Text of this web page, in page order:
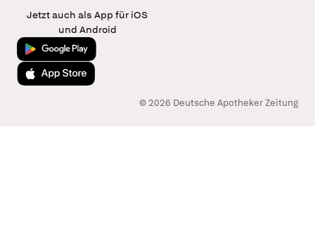
Jetzt auch als App für iOS
und Android
Jetzt bei Google Play
Laden im App Store
© 2026 Deutsche Apotheker Zeitung